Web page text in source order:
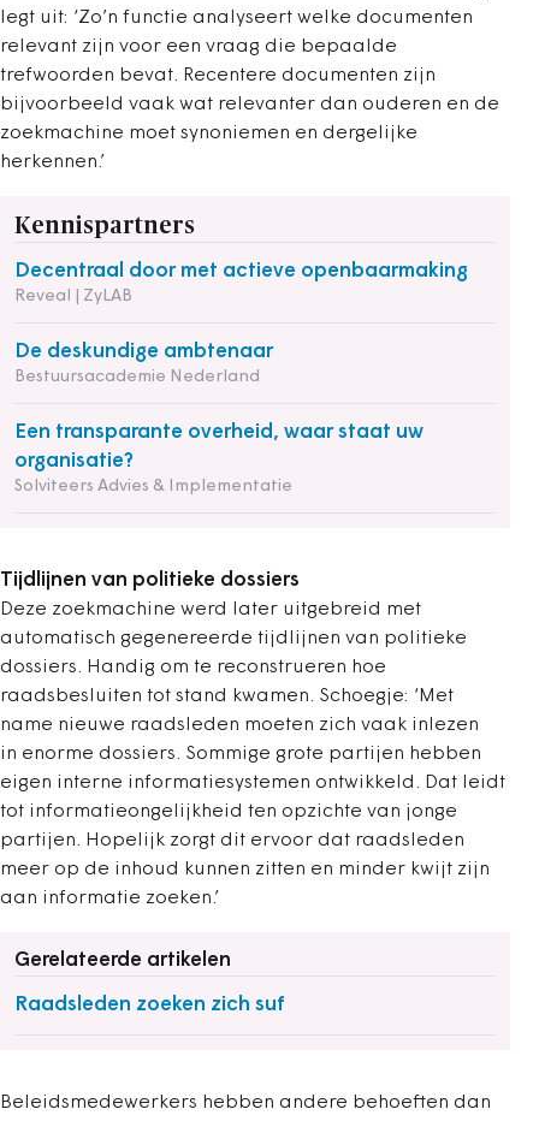
legt uit: ‘Zo’n functie analyseert welke documenten
relevant zijn voor een vraag die bepaalde
trefwoorden bevat. Recentere documenten zijn
bijvoorbeeld vaak wat relevanter dan ouderen en de
zoekmachine moet synoniemen en dergelijke
herkennen.’
Kennispartners
Decentraal door met actieve openbaarmaking
Reveal | ZyLAB
De deskundige ambtenaar
Bestuursacademie Nederland
Een transparante overheid, waar staat uw
organisatie?
Solviteers Advies & Implementatie
Tijdlijnen van politieke dossiers
Deze zoekmachine werd later uitgebreid met
automatisch gegenereerde tijdlijnen van politieke
dossiers. Handig om te reconstrueren hoe
raadsbesluiten tot stand kwamen. Schoegje: ‘Met
name nieuwe raadsleden moeten zich vaak inlezen
in enorme dossiers. Sommige grote partijen hebben
eigen interne informatiesystemen ontwikkeld. Dat leidt
tot informatieongelijkheid ten opzichte van jonge
partijen. Hopelijk zorgt dit ervoor dat raadsleden
meer op de inhoud kunnen zitten en minder kwijt zijn
aan informatie zoeken.’
Gerelateerde artikelen
Raadsleden zoeken zich suf
Beleidsmedewerkers hebben andere behoeften dan